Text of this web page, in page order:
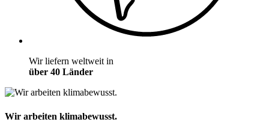
Wir liefern weltweit in
über 40 Länder
Wir arbeiten klimabewusst.